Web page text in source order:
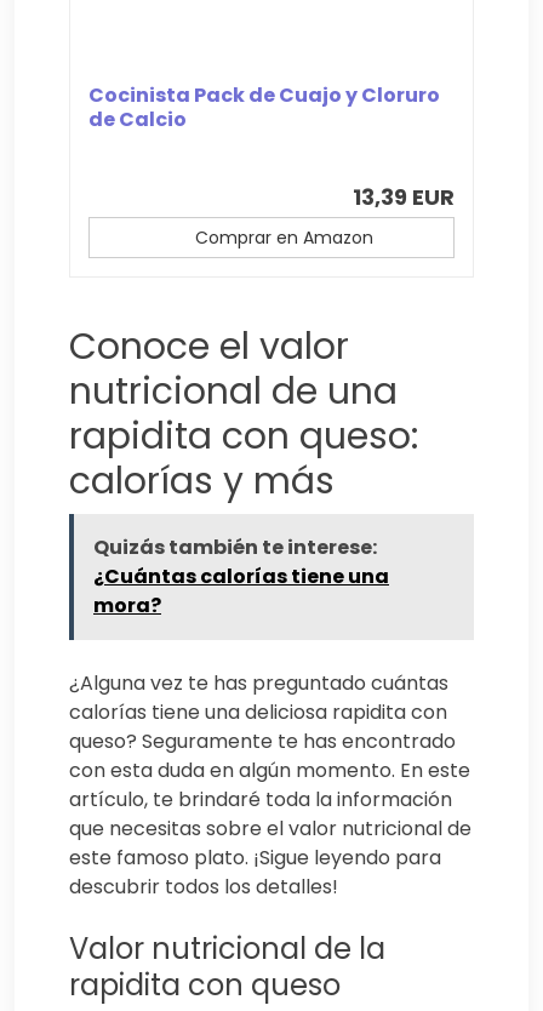
Cocinista Pack de Cuajo y Cloruro
de Calcio
13,39 EUR
Comprar en Amazon
Conoce el valor
nutricional de una
rapidita con queso:
calorías y más
Quizás también te interese:
¿Cuántas calorías tiene una
mora?
¿Alguna vez te has preguntado cuántas
calorías tiene una deliciosa rapidita con
queso? Seguramente te has encontrado
con esta duda en algún momento. En este
artículo, te brindaré toda la información
que necesitas sobre el valor nutricional de
este famoso plato. ¡Sigue leyendo para
descubrir todos los detalles!
Valor nutricional de la
rapidita con queso